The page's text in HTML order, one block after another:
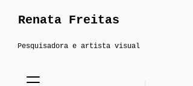
Pesquisadora e artista visual
Renata Freitas